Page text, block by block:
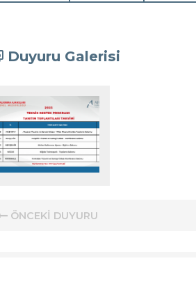
Duyuru Galerisi
ÖNCEKİ DUYURU